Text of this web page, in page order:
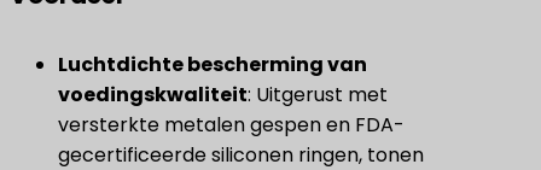
Luchtdichte bescherming van
voedingskwaliteit: Uitgerust met
versterkte metalen gespen en FDA-
gecertificeerde siliconen ringen, tonen